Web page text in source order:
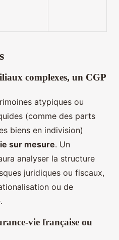
complexes, un CGP
atypiques ou
(comme des parts
biens en indivision)
sur mesure. Un
analyser la structure
juridiques ou fiscaux,
ou de
vie française ou